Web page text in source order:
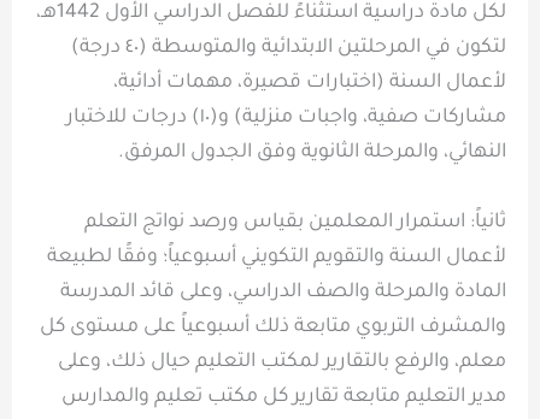
لكل مادة دراسية استثناءً للفصل الدراسي الأول 1442هـ،
لتكون في المرحلتين الابتدائية والمتوسطة (٤٠ درجة)
لأعمال السنة (اختبارات قصيرة، مهمات أدائية،
مشاركات صفية، واجبات منزلية) و(١٠) درجات للاختبار
النهائي، والمرحلة الثانوية وفق الجدول المرفق.
ثانياً: استمرار المعلمين بقياس ورصد نواتج التعلم
لأعمال السنة والتقويم التكويني أسبوعياً؛ وفقًا لطبيعة
المادة والمرحلة والصف الدراسي، وعلى قائد المدرسة
والمشرف التربوي متابعة ذلك أسبوعياً على مستوى كل
معلم، والرفع بالتقارير لمكتب التعليم حيال ذلك، وعلى
مدير التعليم متابعة تقارير كل مكتب تعليم والمدارس